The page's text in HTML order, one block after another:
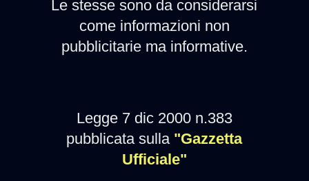
Le stesse sono da considerarsi
come informazioni non
pubblicitarie ma informative.
Legge 7 dic 2000 n.383
pubblicata sulla "Gazzetta
Ufficiale"